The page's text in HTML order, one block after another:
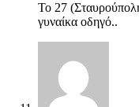
To 27
γυναίκα οδηγό..